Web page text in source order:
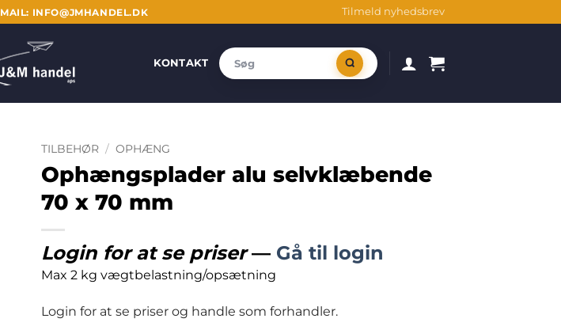
MAIL: INFO@JMHANDEL.DK Tilmeld nyhedsbrev
KONTAKT
TILBEHØR / OPHÆNG
Ophængsplader alu selvklæbende
70 x 70 mm
Login for at se priser— Gå til login
Max 2 kg vægtbelastning/opsætning
Login for at se priser og handle som forhandler.